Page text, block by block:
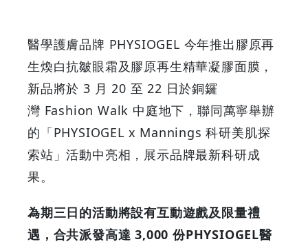
3,000
醫學護膚品牌 PHYSIOGEL 今年推出膠原再
生煥白抗皺眼霜及膠原再生精華凝膠面膜，
新品將於 3 月 20 至 22 日於銅鑼
灣 Fashion Walk 中庭地下，聯同萬寧舉辦
的「PHYSIOGEL x Mannings 科研美肌探
索站」活動中亮相，展示品牌最新科研成
果。
為期三日的活動將設有互動遊戲及限量禮
遇，合共派發高達 3,000 份PHYSIOGEL醫